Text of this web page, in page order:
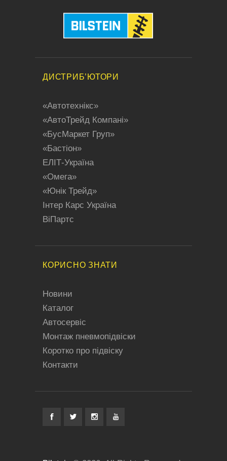
ДИСТРИБ’ЮТОРИ
«Aвтотехнікс»
«АвтоТрейд Компані»
«БусMaркет Груп»
«Бастіон»
ЕЛІТ-Україна
«Oмега»
«Юнік Трейд»
Iнтер Карс Україна
BiПартс
КОРИСНО ЗНАТИ
Новини
Каталог
Автосервіс
Монтаж пневмопідвіски
Коротко про підвіску
Контакти